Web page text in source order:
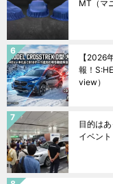
MT（マ
【2026
報！
view）
目的は
イベント